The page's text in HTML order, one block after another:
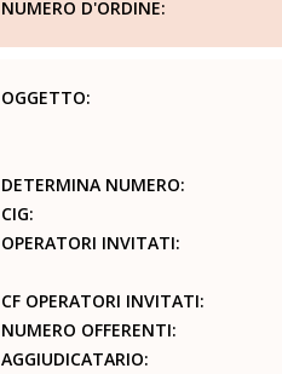
NUMERO D'ORDINE:
OGGETTO:
DETERMINA NUMERO:
CIG:
OPERATORI INVITATI:
CF OPERATORI INVITATI:
NUMERO OFFERENTI:
AGGIUDICATARIO: